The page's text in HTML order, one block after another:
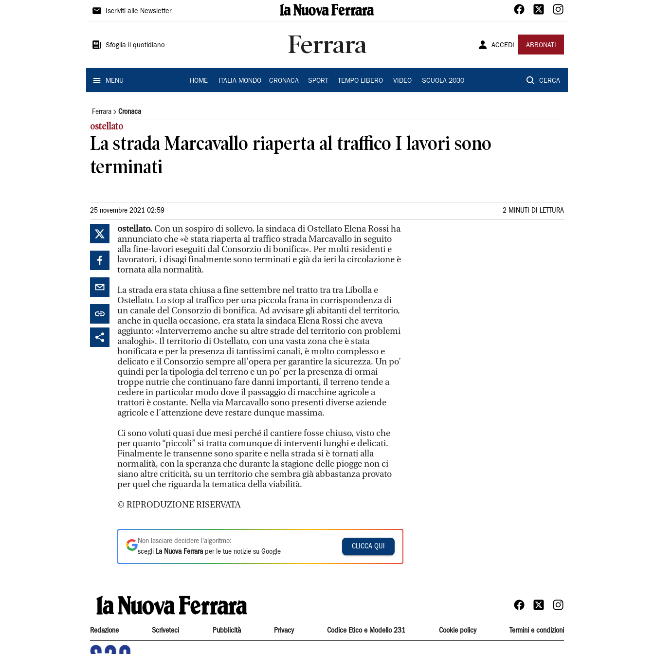
La
Ferrara
Iscriviti alle Newsletter
Sfoglia il quotidiano Ferrara ACCEDI ABBONATI
MENU HOME ITALIA MONDO CRONACA SPORT TEMPO LIBERO VIDEO SCUOLA 2030 CERCA
Ferrara Cronaca
ostellato
La strada Marcavallo riaperta al traffico I lavori sono
terminati
25 novembre 2021 02:59 2 MINUTI DI LETTURA
ostellato. Con un sospiro di sollevo, la sindaca di Ostellato Elena Rossi ha
annunciato che «è stata riaperta al traffico strada Marcavallo in seguito
alla fine-lavori eseguiti dal Consorzio di bonifica». Per molti residenti e
lavoratori, i disagi finalmente sono terminati e già da ieri la circolazione è
tornata alla normalità.
La strada era stata chiusa a fine settembre nel tratto tra tra Libolla e
Ostellato. Lo stop al traffico per una piccola frana in corrispondenza di
un canale del Consorzio di bonifica. Ad avvisare gli abitanti del territorio,
anche in quella occasione, era stata la sindaca Elena Rossi che aveva
aggiunto: «Interverremo anche su altre strade del territorio con problemi
analoghi». Il territorio di Ostellato, con una vasta zona che è stata
bonificata e per la presenza di tantissimi canali, è molto complesso e
delicato e il Consorzio sempre all’opera per garantire la sicurezza. Un po’
quindi per la tipologia del terreno e un po’ per la presenza di ormai
troppe nutrie che continuano fare danni importanti, il terreno tende a
cedere in particolar modo dove il passaggio di macchine agricole a
trattori è costante. Nella via Marcavallo sono presenti diverse aziende
agricole e l’attenzione deve restare dunque massima.
Ci sono voluti quasi due mesi perché il cantiere fosse chiuso, visto che
per quanto “piccoli” si tratta comunque di interventi lunghi e delicati.
Finalmente le transenne sono sparite e nella strada si è tornati alla
normalità, con la speranza che durante la stagione delle piogge non ci
siano altre criticità, su un territorio che sembra già abbastanza provato
per quel che riguarda la tematica della viabilità.
© RIPRODUZIONE RISERVATA
Non lasciare decidere l'algoritmo:
scegli La Nuova Ferrara per le tue notizie su Google
CLICCA QUI
Redazione Scriveteci Pubblicità Privacy Codice Etico e Modello 231 Cookie policy Termini e condizioni